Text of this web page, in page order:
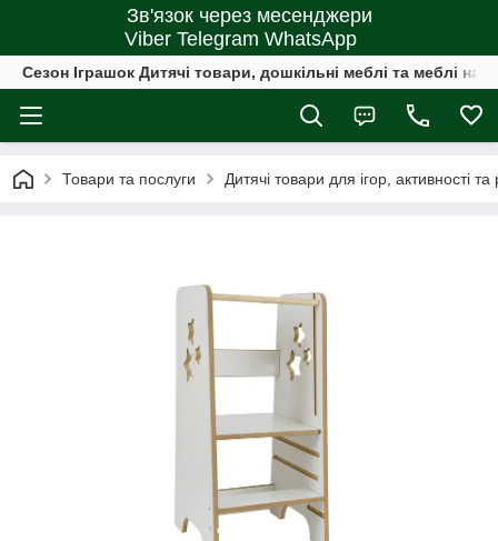
Зв'язок через месенджери
Viber Telegram WhatsApp
Сезон Іграшок Дитячі товари, дошкільні меблі та меблі на
Товари та послуги Дитячі товари для ігор, активності та